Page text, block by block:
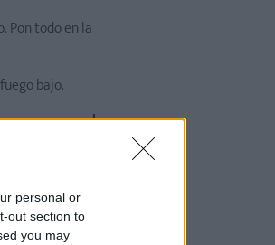
personal or
out section to
you may
Pon todo en la
bajo.
una capa de
pongas la